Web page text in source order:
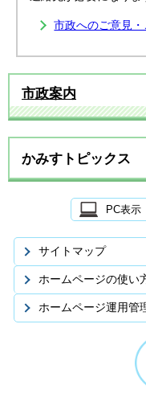
市政へのご意見・
市政案内
かみすトピックス
PC表示
サイトマップ
ホームページの使い
ホームページ運用管